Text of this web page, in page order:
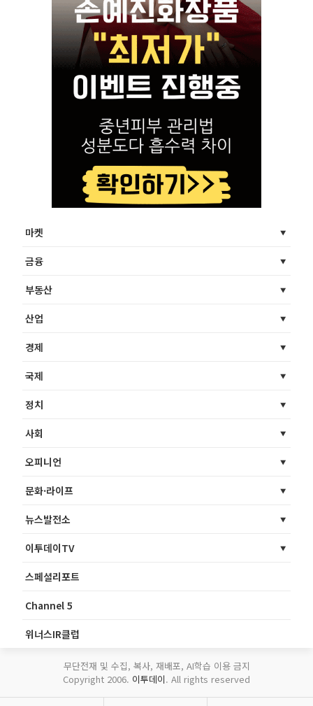
마켓
금융
부동산
산업
경제
국제
정치
사회
오피니언
문화·라이프
뉴스발전소
이투데이TV
스페셜리포트
Channel 5
위너스IR클럽
무단전재 및 수집, 복사, 재배포, AI학습 이용 금지
Copyright 2006. 이투데이. All rights reserved